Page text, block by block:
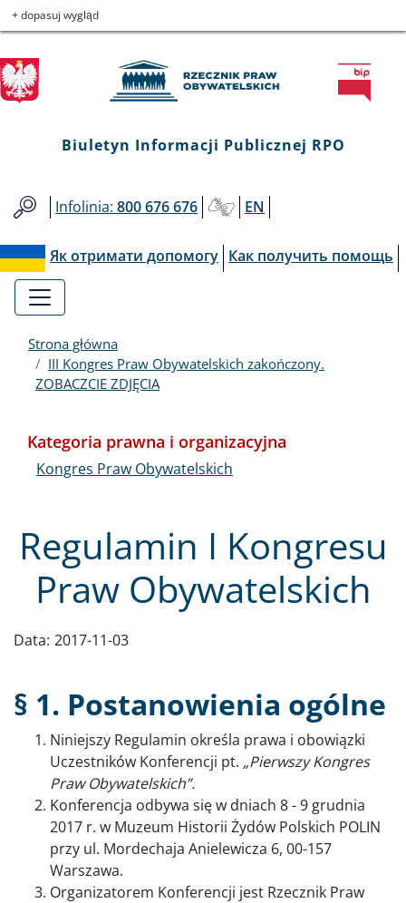
Przejdź
do
menu
głównego
Przejdź
do
treści
Przejdź
to
informacji
o
kontakcie
Przejdź
do
mapy
serwisu
Biuletyn
Informacji
Publicznej
RPO
+ dopasuj wygląd
Biuletyn Informacji Publicznej RPO
Infolinia: 800 676 676 EN
Як отримати допомогу Как получить помощь
Strona główna
III Kongres Praw Obywatelskich zakończony.
ZOBACZCIE ZDJĘCIA
Regulamin I Kongresu
Praw Obywatelskich
Data: 2017-11-03
§ 1. Postanowienia ogólne
Niniejszy Regulamin określa prawa i obowiązki
Uczestników Konferencji pt. „Pierwszy Kongres
Praw Obywatelskich”.
Konferencja odbywa się w dniach 8 - 9 grudnia
2017 r. w Muzeum Historii Żydów Polskich POLIN
przy ul. Mordechaja Anielewicza 6, 00-157
Warszawa.
Organizatorem Konferencji jest Rzecznik Praw
Kategoria prawna i organizacyjna
Kongres Praw Obywatelskich